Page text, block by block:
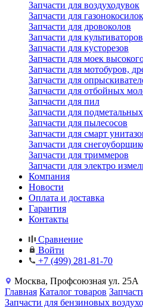
Запчасти для воздуходувок
Запчасти для газонокосилок
Запчасти для дровоколов
Запчасти для культиваторов
Запчасти для кусторезов
Запчасти для моек
Запчасти для мотобуров,
Запчасти для
Запчасти для отбойных
Запчасти для пил
Запчасти для
Запчасти для пылесосов
Запчасти для смарт
Запчасти для
Запчасти для триммеров
Запчасти для электро
Компания
Новости
Оплата и доставка
Гарантия
Контакты
Сравнение
Войти
+7 (499) 281-81-70
Москва, Профсоюзная ул. 25А
Главная Каталог товаров
Запчасти для бензиновых